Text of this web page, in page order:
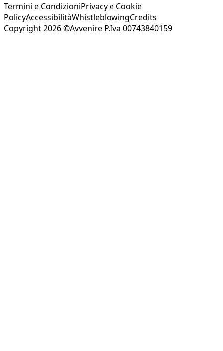
Termini e CondizioniPrivacy e Cookie
PolicyAccessibilitàWhistleblowingCredits
Copyright 2026 ©Avvenire P.Iva 00743840159